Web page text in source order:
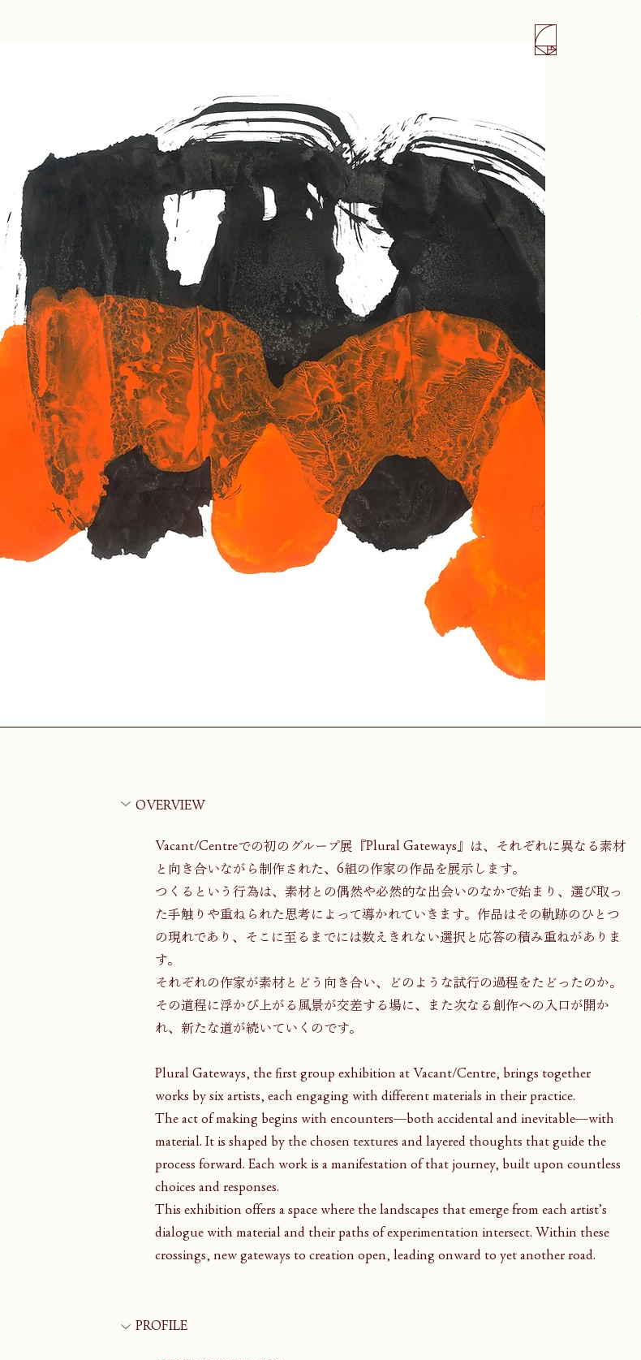
OVERVIEW
Vacant/Centreでの初のグループ展『Plural Gateways』は、それぞれに異なる素材
と向き合いながら制作された、6組の作家の作品を展示します。
つくるという行為は、素材との偶然や必然的な出会いのなかで始まり、選び取っ
た手触りや重ねられた思考によって導かれていきます。作品はその軌跡のひとつ
の現れであり、そこに至るまでには数えきれない選択と応答の積み重ねがありま
す。
それぞれの作家が素材とどう向き合い、どのような試行の過程をたどったのか。
その道程に浮かび上がる風景が交差する場に、また次なる創作への入口が開か
れ、新たな道が続いていくのです。
Plural Gateways, the first group exhibition at Vacant/Centre, brings together
works by six artists, each engaging with different materials in their practice.
The act of making begins with encounters—both accidental and inevitable—with
material. It is shaped by the chosen textures and layered thoughts that guide the
process forward. Each work is a manifestation of that journey, built upon countless
choices and responses.
This exhibition offers a space where the landscapes that emerge from each artist’s
dialogue with material and their paths of experimentation intersect. Within these
crossings, new gateways to creation open, leading onward to yet another road.
PROFILE